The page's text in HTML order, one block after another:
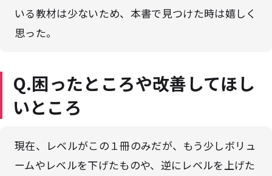
いる教材は少ないため、本書で見つけた時は嬉しく
思った。
Q.困ったところや改善してほし
いところ
現在、レベルがこの１冊のみだが、もう少しボリュ
ームやレベルを下げたものや、逆にレベルを上げた